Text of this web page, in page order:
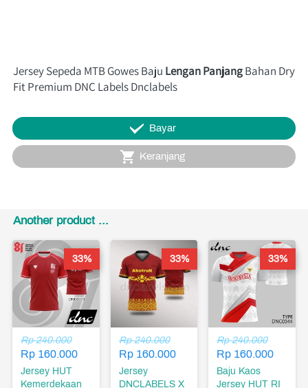
Jersey Sepeda MTB Gowes Baju Lengan Panjang Bahan Dry
Fit Premium DNC Labels Dnclabels
` Bayar
` Keranjang
Another product ...
Rp 240.000
Rp 160.000
Jersey HUT
Kemerdekaan
33%
Rp 240.000
Rp 160.000
Jersey
DNCLABELS X
33%
Rp 240.000
Rp 160.000
Baju Kaos
Jersey HUT RI
33%